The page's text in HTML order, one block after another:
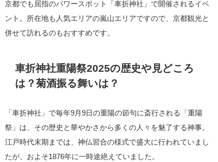
京都でも屈指のパワースポット「車折神社」で開催されるイベ
ント。所在地も人気エリアの嵐山エリアですので、京都観光と
併せて訪れるのもおすすめです。
車折神社重陽祭2025の歴史や見どころ
は？菊酒振る舞いは？
「車折神社」で毎年9月9日の重陽の節句に斎行される「重陽
祭」は、その歴史と華やかさから多くの人々を魅了する神事。
江戸時代末期までは、神仏習合の様式で盛大に行われていまし
たが、およそ1876年に一時途絶えていました。